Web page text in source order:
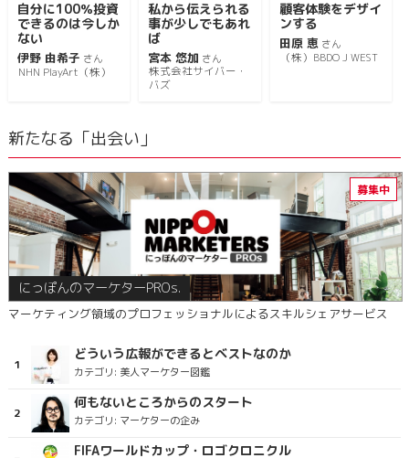
自分に100％投資
できるのは今しか
ない
伊野 由希子 さん
NHN PlayArt（株）
私から伝えられる
事が少しでもあれ
ば
宮本 悠加 さん
株式会社サイバー・
バズ
顧客体験をデザイ
ンする
田原 恵 さん
（株）BBDO J WEST
新たなる「出会い」
にっぽんのマーケターPROs.
マーケティング領域のプロフェッショナルによるスキルシェアサービス
どういう広報ができるとベストなのか
カテゴリ: 美人マーケター図鑑
何もないところからのスタート
カテゴリ: マーケターの企み
FIFAワールドカップ・ロゴクロニクル